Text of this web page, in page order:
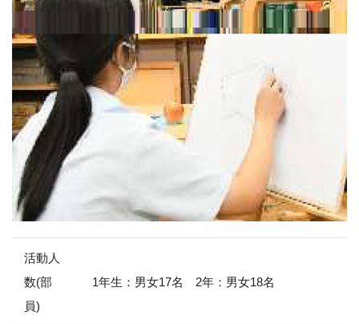
活動人
数(部
員)
1年生：男女17名 2年：男女18名